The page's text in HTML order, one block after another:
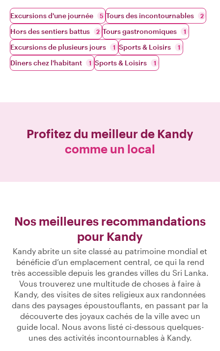
Excursions d'une journée 5 Tours des incontournables 2
Hors des sentiers battus 2 Tours gastronomiques 1
Excursions de plusieurs jours 1 Sports & Loisirs 1
Dîners chez l'habitant 1 Sports & Loisirs 1
Profitez du meilleur de Kandy
comme un local
Nos meilleures recommandations
pour Kandy
Kandy abrite un site classé au patrimoine mondial et
bénéficie d’un emplacement central, ce qui la rend
très accessible depuis les grandes villes du Sri Lanka.
Vous trouverez une multitude de choses à faire à
Kandy, des visites de sites religieux aux randonnées
dans des paysages époustouflants, en passant par la
découverte des joyaux cachés de la ville avec un
guide local. Nous avons listé ci-dessous quelques-
unes des activités incontournables à Kandy.